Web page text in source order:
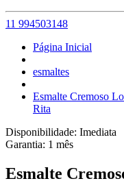
11 994503148
Página Inicial
esmaltes
Esmalte Cremoso
Rita
Disponibilidade: Imediata
Garantia: 1 mês
Esmalte